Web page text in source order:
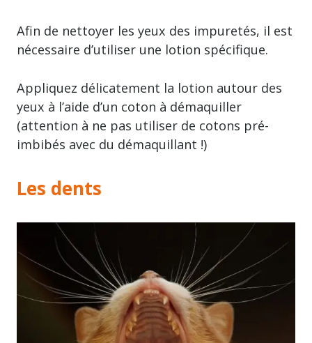
Afin de nettoyer les yeux des impuretés, il est
nécessaire d’utiliser une lotion spécifique.
Appliquez délicatement la lotion autour des
yeux à l’aide d’un coton à démaquiller
(attention à ne pas utiliser de cotons pré-
imbibés avec du démaquillant !)
Les dents